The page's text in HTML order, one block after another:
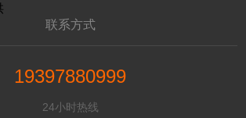
联系方式
19397880999
24小时热线